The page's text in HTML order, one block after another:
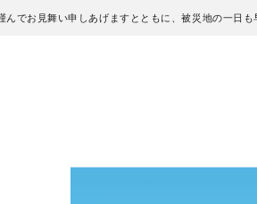
でお見舞い申しあげますとともに、被災地の一日も